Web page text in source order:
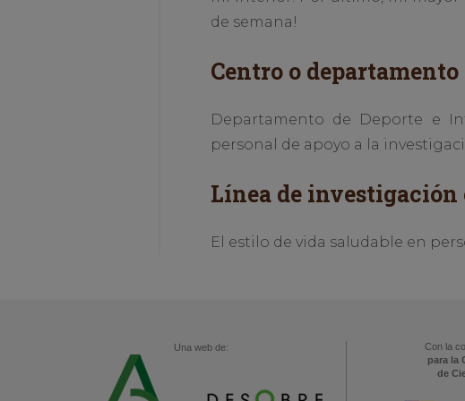
de semana!
Centro o departamento
Departamento de Deporte e
personal de apoyo a la
Línea de
El estilo de vida saludable en
Una web de: Con la
para la
de